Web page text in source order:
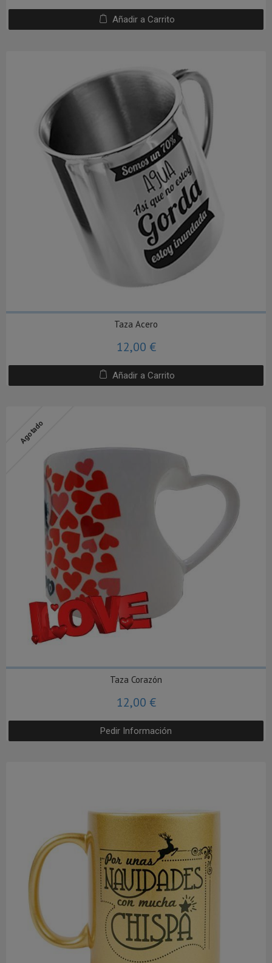
Añadir a Carrito
Taza Acero
12,00 €
Añadir a Carrito
Agotado
Taza Corazón
12,00 €
Pedir Información